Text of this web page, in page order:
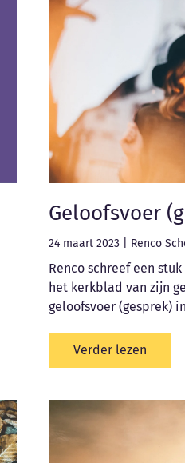
Geloofsvoer
24 maart 2023| Renco
Renco schreef een
het kerkblad van zijn
geloofsvoer (gesprek)
Verder lezen